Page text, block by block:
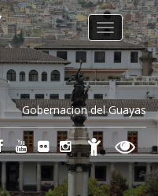
Gobernacion del Guayas
Toggle
navigation